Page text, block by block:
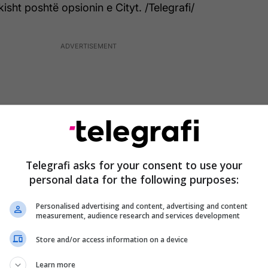
poshtë opsionin e Cityt. /Telegrafi/
Telegrafi asks for your consent to use your
personal data for the following purposes:
Personalised advertising and content, advertising and content
measurement, audience research and services development
Store and/or access information on a device
Learn more